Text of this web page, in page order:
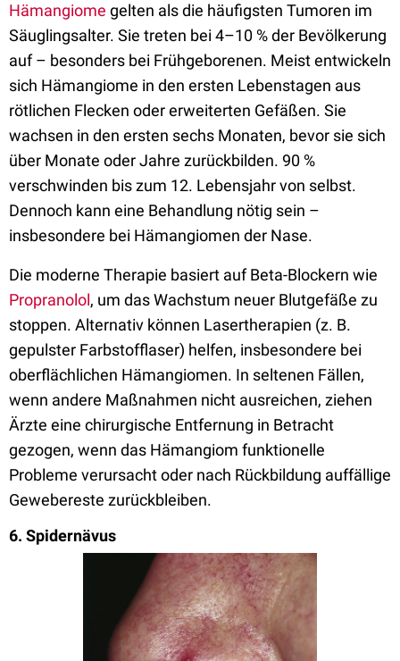
Hämangiome gelten als die häufigsten Tumoren im
Säuglingsalter. Sie treten bei 4–10 % der Bevölkerung
auf – besonders bei Frühgeborenen. Meist entwickeln
sich Hämangiome in den ersten Lebenstagen aus
rötlichen Flecken oder erweiterten Gefäßen. Sie
wachsen in den ersten sechs Monaten, bevor sie sich
über Monate oder Jahre zurückbilden. 90 %
verschwinden bis zum 12. Lebensjahr von selbst.
Dennoch kann eine Behandlung nötig sein –
insbesondere bei Hämangiomen der Nase.
Die moderne Therapie basiert auf Beta-Blockern wie
Propranolol, um das Wachstum neuer Blutgefäße zu
stoppen. Alternativ können Lasertherapien (z. B.
gepulster Farbstofflaser) helfen, insbesondere bei
oberflächlichen Hämangiomen. In seltenen Fällen,
wenn andere Maßnahmen nicht ausreichen, ziehen
Ärzte eine chirurgische Entfernung in Betracht
gezogen, wenn das Hämangiom funktionelle
Probleme verursacht oder nach Rückbildung auffällige
Gewebereste zurückbleiben.
6. Spidernävus